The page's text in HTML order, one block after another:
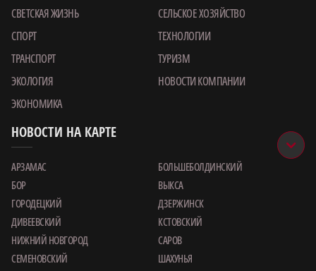
СВЕТСКАЯ ЖИЗНЬ
СЕЛЬСКОЕ ХОЗЯЙСТВО
СПОРТ
ТЕХНОЛОГИИ
ТРАНСПОРТ
ТУРИЗМ
ЭКОЛОГИЯ
НОВОСТИ КОМПАНИИ
ЭКОНОМИКА
НОВОСТИ НА КАРТЕ
АРЗАМАС
БОЛЬШЕБОЛДИНСКИЙ
БОР
ВЫКСА
ГОРОДЕЦКИЙ
ДЗЕРЖИНСК
ДИВЕЕВСКИЙ
КСТОВСКИЙ
НИЖНИЙ НОВГОРОД
САРОВ
СЕМЕНОВСКИЙ
ШАХУНЬЯ